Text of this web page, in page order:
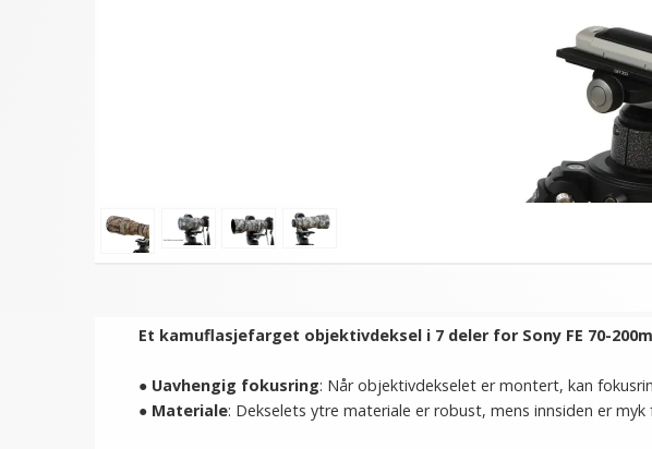
Et kamuflasjefarget objektivdeksel i 7 deler for Sony FE 70-
● Uavhengig fokusring: Når objektivdekselet er montert, kan
● Materiale: Dekselets ytre materiale er robust, mens innsiden er